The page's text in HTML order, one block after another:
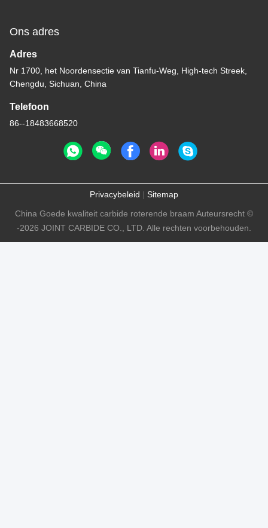
Ons adres
Adres
Nr 1700, het Noordensectie van Tianfu-Weg, High-tech Streek,
Chengdu, Sichuan, China
Telefoon
86--18483668520
Privacybeleid | Sitemap
China Goede kwaliteit carbide roterende braam Auteursrecht ©
-2026 JOINT CARBIDE CO., LTD. Alle rechten voorbehouden.